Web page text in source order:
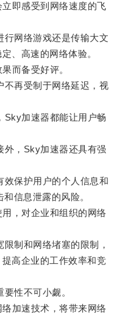
即感受到网络速度的飞
网络游戏还是传输大文
、高速的网络体验。
而备受好评。
再受制于网络延迟，视
加速器都能让用户畅
，Sky加速器还具有强
保护用户的个人信息和
信息泄露的风险。
，对企业和组织的网络
制和网络堵塞的限制，
高企业的工作效率和竞
性不可小觑。
加速技术，将带来网络